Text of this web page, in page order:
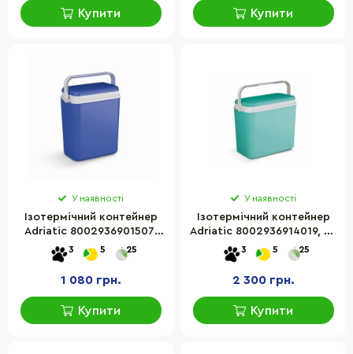
Купити Купити
У наявності
Ізотермічний контейнер
Adriatic 8002936901507,
12 л, синій
3 5 25
1 080 грн.
Купити
У наявності
Ізотермічний контейнер
Adriatic 8002936914019, 36
л, бірюзовий
3 5 25
2 300 грн.
Купити